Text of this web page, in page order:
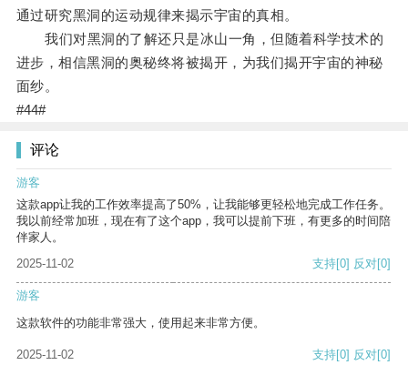
通过研究黑洞的运动规律来揭示宇宙的真相。
我们对黑洞的了解还只是冰山一角，但随着科学技术的
进步，相信黑洞的奥秘终将被揭开，为我们揭开宇宙的神秘
面纱。
#44#
评论
游客
这款app让我的工作效率提高了50%，让我能够更轻松地完成工作任务。
我以前经常加班，现在有了这个app，我可以提前下班，有更多的时间陪
伴家人。
2025-11-02
支持[0] 反对[0]
游客
这款软件的功能非常强大，使用起来非常方便。
2025-11-02 支持[0] 反对[0]